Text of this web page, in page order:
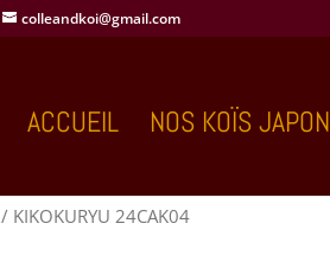
colleandkoi@gmail.com
ACCUEIL NOS KOÏS JAPON
/ KIKOKURYU 24CAK04